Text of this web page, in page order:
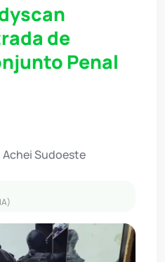
de
Penal
Achei Sudoeste